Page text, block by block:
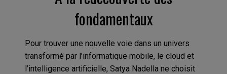
fondamentaux
Pour trouver une nouvelle voie dans un univers
transformé par l’informatique mobile, le cloud et
l’intelligence artificielle, Satya Nadella ne choisit